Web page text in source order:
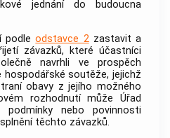
jednání do budoucna
podleodstavce 2zastavit a
závazků, které účastníci
navrhli ve prospěch
hospodářské soutěže, jejichž
obavy z jejího možného
rozhodnutí může Úřad
podmínky nebo povinnosti
těchto závazků.